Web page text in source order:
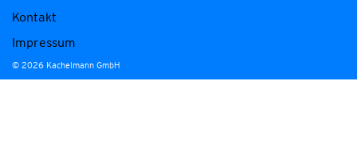
Kontakt
Impressum
© 2026 Kachelmann GmbH